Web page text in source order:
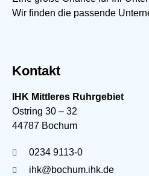
Wir finden die passende
Kontakt
IHK Mittleres Ruhrgebiet
Ostring 30 – 32
44787 Bochum
0234 9113-0
ihk@bochum.ihk.de